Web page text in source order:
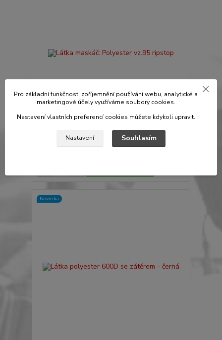
Látka maskáč: Polyester vz.95 ripstop
69 Kč/dm
Novinka
Pro základní funkčnost, zpříjemnění používání webu, analytické a
marketingové účely využíváme soubory cookies.
Nastavení vlastních preferencí cookies můžete kdykoli upravit.
Nastavení Souhlasím